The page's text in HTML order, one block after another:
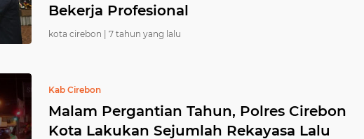
Bekerja Profesional
kota cirebon | 7 tahun yang lalu
Kab Cirebon
Malam Pergantian Tahun, Polres Cirebon
Kota Lakukan Sejumlah Rekayasa Lalu